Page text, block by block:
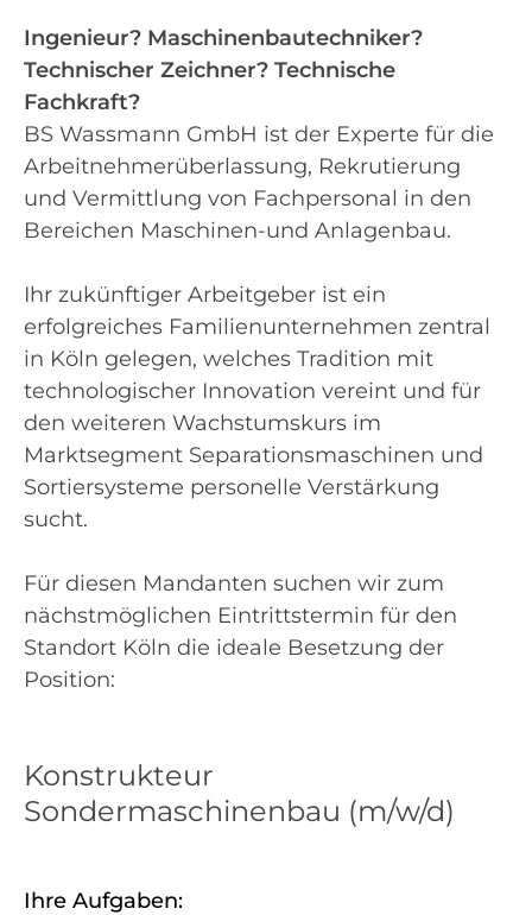
Ingenieur? Maschinenbautechniker?
Technischer Zeichner? Technische
Fachkraft?
BS Wassmann GmbH ist der Experte für die
Arbeitnehmerüberlassung, Rekrutierung
und Vermittlung von Fachpersonal in den
Bereichen Maschinen-und Anlagenbau.
Ihr zukünftiger Arbeitgeber ist ein
erfolgreiches Familienunternehmen zentral
in Köln gelegen, welches Tradition mit
technologischer Innovation vereint und für
den weiteren Wachstumskurs im
Marktsegment Separationsmaschinen und
Sortiersysteme personelle Verstärkung
sucht.
Für diesen Mandanten suchen wir zum
nächstmöglichen Eintrittstermin für den
Standort Köln die ideale Besetzung der
Position:
Konstrukteur
Sondermaschinenbau (m/w/d)
Ihre Aufgaben: